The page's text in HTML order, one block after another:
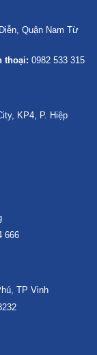
Quận Nam Từ
thoại: 0982 533 315
KP4, P. Hiệp
666
TP Vinh